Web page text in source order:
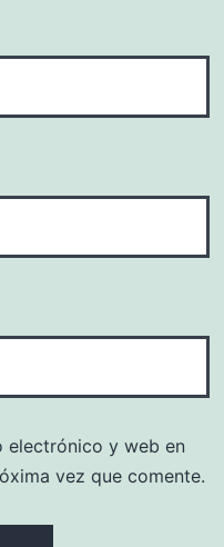
electrónico y web en
vez que comente.